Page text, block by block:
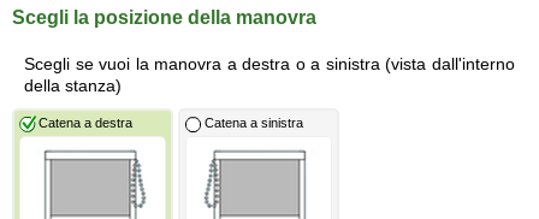
Scegli la posizione della manovra
Scegli se vuoi la manovra a destra o a sinistra (vista dall'interno
della stanza)
Catena a destra Catena a sinistra